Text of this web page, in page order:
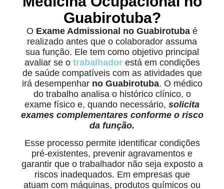
Guabirotuba?
O Exame Admissional no Guabirotuba é
realizado antes que o colaborador assuma
sua função. Ele tem como objetivo principal
avaliar se o trabalhador está em condições
de saúde compatíveis com as atividades que
irá desempenhar no Guabirotuba. O médico
do trabalho analisa o histórico clínico, o
exame físico e, quando necessário, solicita
exames complementares conforme o risco
da função.
Esse processo permite identificar condições
pré-existentes, prevenir agravamentos e
garantir que o trabalhador não seja exposto a
riscos inadequados. Em empresas que
atuam com máquinas, produtos químicos ou